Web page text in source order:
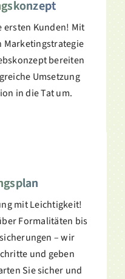
ersten Kunden! Mit
Marketingstrategie
bereiten
Umsetzung
in die Tat um.
mit Leichtigkeit!
Formalitäten bis
– wir
und geben
Sie sicher und